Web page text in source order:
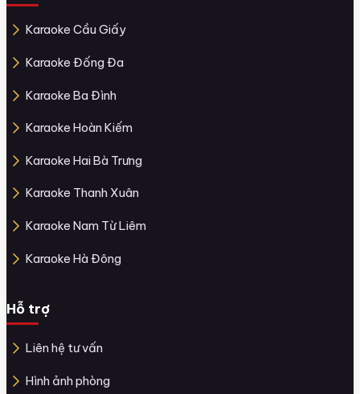
Karaoke Cầu Giấy
Karaoke Đống Đa
Karaoke Ba Đình
Karaoke Hoàn Kiếm
Karaoke Hai Bà Trưng
Karaoke Thanh Xuân
Karaoke Nam Từ Liêm
Karaoke Hà Đông
Hỗ trợ
Liên hệ tư vấn
Hình ảnh phòng